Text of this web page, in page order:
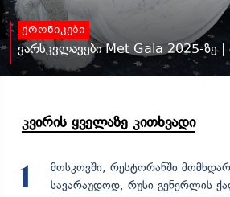
ქრონიკები
ვარსკვლავები Met Gala 2025-ზე
კვირის ყველაზე კითხვადი
1
მოსკოვში, რესტორანში
სავარაუდოდ, რუსი გენერლის